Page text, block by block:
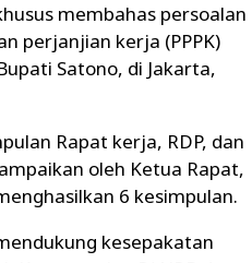
membahas persoalan
perjanjian kerja (PPPK)
Satono, di Jakarta,
Rapat kerja, RDP, dan
oleh Ketua Rapat,
6 kesimpulan.
kesepakatan